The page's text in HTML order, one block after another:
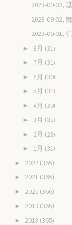
2023-09-03,
2023-09-02,
2023-09-01,
► 8月 (31)
► 7月 (31)
► 6月 (30)
► 5月 (31)
► 4月 (30)
► 3月 (31)
► 2月 (28)
► 1月 (31)
► 2022 (365)
► 2021 (365)
► 2020 (366)
► 2019 (365)
► 2018 (365)